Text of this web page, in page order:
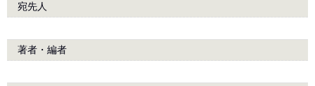
宛先人
著者・編者